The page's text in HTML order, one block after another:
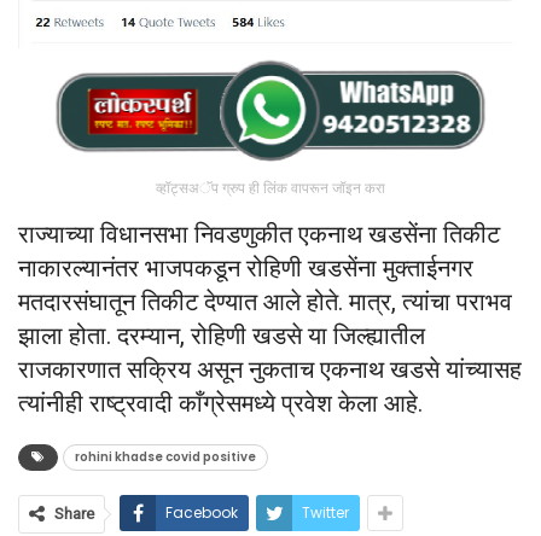
व्हॉट्सअॅप ग्रुप ही लिंक वापरून जॉइन करा
राज्याच्या विधानसभा निवडणुकीत एकनाथ खडसेंना तिकीट
नाकारल्यानंतर भाजपकडून रोहिणी खडसेंना मुक्ताईनगर
मतदारसंघातून तिकीट देण्यात आले होते. मात्र, त्यांचा पराभव
झाला होता. दरम्यान, रोहिणी खडसे या जिल्ह्यातील
राजकारणात सक्रिय असून नुकताच एकनाथ खडसे यांच्यासह
त्यांनीही राष्ट्रवादी काँग्रेसमध्ये प्रवेश केला आहे.
rohini khadse covid positive
Share Facebook Twitter